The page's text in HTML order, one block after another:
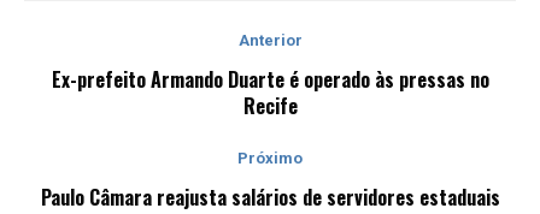
Anterior
Ex-prefeito Armando Duarte é operado às pressas no
Recife
Próximo
Paulo Câmara reajusta salários de servidores estaduais